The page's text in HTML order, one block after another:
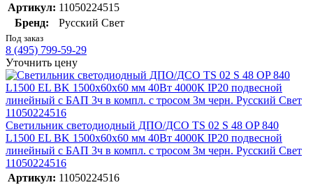
Артикул: 11050224515
Бренд:
Русский Свет
Под заказ
8 (495) 799-59-29
Уточнить цену
Светильник светодиодный ДПО/ДСО TS 02 S 48 OP 840
L1500 EL BK 1500х60х60 мм 40Вт 4000К IP20 подвесной
линейный с БАП 3ч в компл. с тросом 3м черн. Русский Свет
11050224516
Артикул: 11050224516